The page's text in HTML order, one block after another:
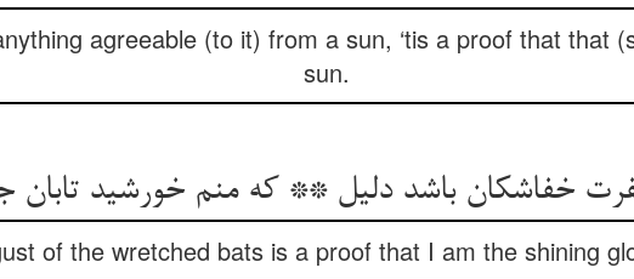
agreeable (to it) from a sun, ‘tis a proof that that
sun.
خفاشکان باشد دلیل ** که منم خورشید تابان
of the wretched bats is a proof that I am the shining